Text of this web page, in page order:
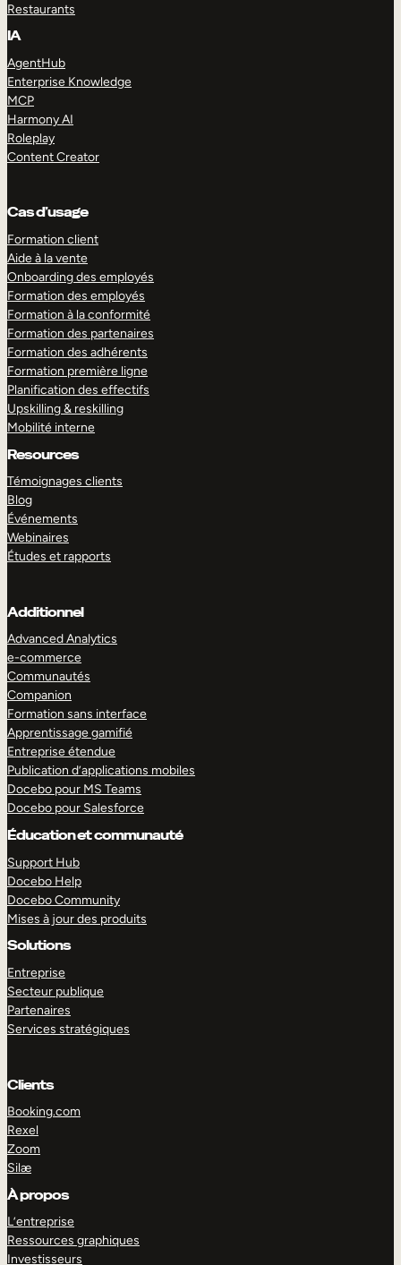
Restaurants
IA
AgentHub
Enterprise Knowledge
MCP
Harmony AI
Roleplay
Content Creator
Cas d’usage
Formation client
Aide à la vente
Onboarding des employés
Formation des employés
Formation à la conformité
Formation des partenaires
Formation des adhérents
Formation première ligne
Planification des effectifs
Upskilling & reskilling
Mobilité interne
Resources
Témoignages clients
Blog
Événements
Webinaires
Études et rapports
Additionnel
Advanced Analytics
e-commerce
Communautés
Companion
Formation sans interface
Apprentissage gamifié
Entreprise étendue
Publication d’applications mobiles
Docebo pour MS Teams
Docebo pour Salesforce
Éducation et communauté
Support Hub
Docebo Help
Docebo Community
Mises à jour des produits
Solutions
Entreprise
Secteur publique
Partenaires
Services stratégiques
Clients
Booking.com
Rexel
Zoom
Silæ
À propos
L’entreprise
Ressources graphiques
Investisseurs